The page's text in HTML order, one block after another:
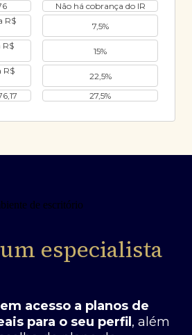
Não há cobrança do IR
R$
7,5%
R$
15%
R$
22,5%
27,5%
especialista
acesso a planos de
para o seu perfil , além